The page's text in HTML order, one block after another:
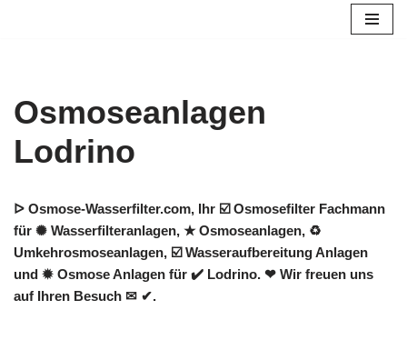
Osmoseanlagen
Lodrino
ᐅ Osmose-Wasserfilter.com, Ihr ☑️ Osmosefilter Fachmann
für ✺ Wasserfilteranlagen, ★ Osmoseanlagen, ♻
Umkehrosmoseanlagen, ☑️ Wasseraufbereitung Anlagen
und ✹ Osmose Anlagen für ✔️ Lodrino. ❤ Wir freuen uns
auf Ihren Besuch ✉ ✔.